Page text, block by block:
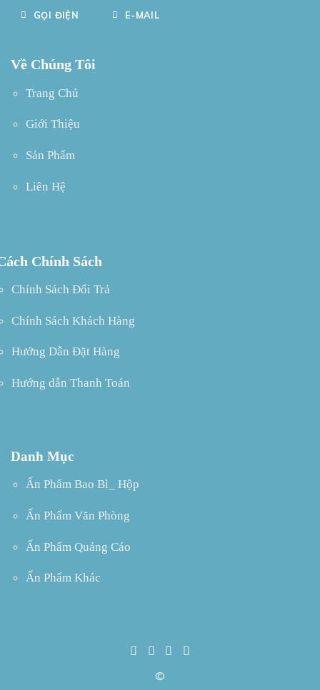
GỌI ĐIỆN E-MAIL
Về Chúng Tôi
Trang Chủ
Giới Thiệu
Sản Phẩm
Liên Hệ
Chính Sách
Chính Sách Đổi Trả
Chính Sách Khách Hàng
Hướng Dẫn Đặt Hàng
Hướng dẫn Thanh Toán
Danh Mục
Ấn Phẩm Bao Bì_ Hộp
Ấn Phẩm Văn Phòng
Ấn Phẩm Quảng Cáo
Ấn Phẩm Khác
©